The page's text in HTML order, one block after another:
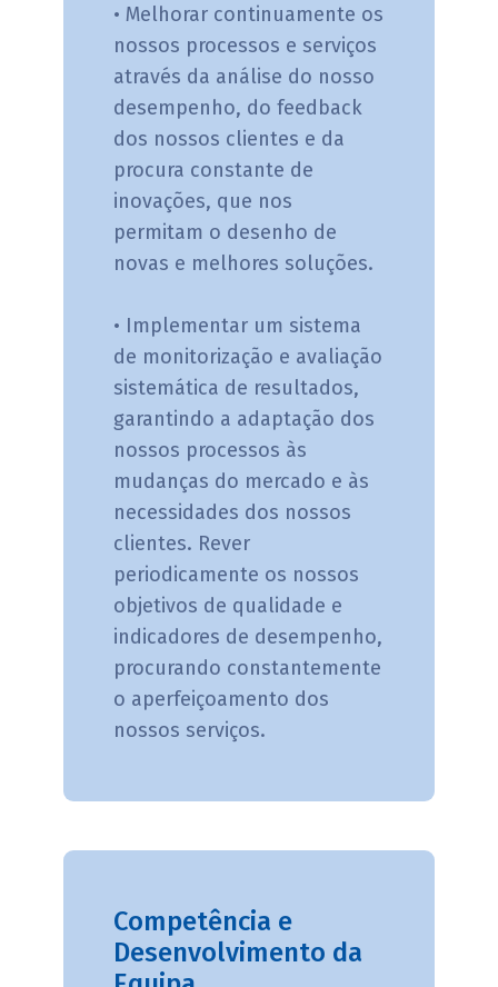
• Melhorar continuamente os
nossos processos e serviços
através da análise do nosso
desempenho, do feedback
dos nossos clientes e da
procura constante de
inovações, que nos
permitam o desenho de
novas e melhores soluções.
• Implementar um sistema
de monitorização e avaliação
sistemática de resultados,
garantindo a adaptação dos
nossos processos às
mudanças do mercado e às
necessidades dos nossos
clientes. Rever
periodicamente os nossos
objetivos de qualidade e
indicadores de desempenho,
procurando constantemente
o aperfeiçoamento dos
nossos serviços.
Competência e
Desenvolvimento da